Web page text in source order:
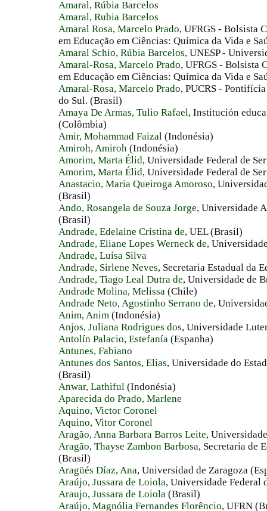
Amaral, Rúbia Barcelos
Amaral, Rubia Barcelos
Amaral Rosa, Marcelo Prado, UFRGS - Bolsista
em Educação em Ciências: Química da Vida e
Amaral Schio, Rúbia Barcelos, UNESP -
Amaral-Rosa, Marcelo Prado, UFRGS - Bolsista
em Educação em Ciências: Química da Vida e
Amaral-Rosa, Marcelo Prado, PUCRS -
do Sul. (Brasil)
Amaya De Armas, Tulio Rafael, Institución
(Colômbia)
Amir, Mohammad Faizal (Indonésia)
Amiroh, Amiroh (Indonésia)
Amorim, Marta Élid, Universidade Federal de
Amorim, Marta Élid, Universidade Federal de
Anastacio, Maria Queiroga Amoroso,
(Brasil)
Ando, Rosangela de Souza Jorge, Universidade
(Brasil)
Andrade, Edelaine Cristina de, UEL (Brasil)
Andrade, Eliane Lopes Werneck de,
Andrade, Luísa Silva
Andrade, Sirlene Neves, Secretaria Estadual da
Andrade, Tiago Leal Dutra de, Universidade de
Andrade Molina, Melissa (Chile)
Andrade Neto, Agostinho Serrano de,
Anim, Anim (Indonésia)
Anjos, Juliana Rodrigues dos, Universidade
Antolín Palacio, Estefanía (Espanha)
Antunes, Fabiano
Antunes dos Santos, Elias, Universidade do
(Brasil)
Anwar, Lathiful (Indonésia)
Aparecida do Prado, Marlene
Aquino, Victor Coronel
Aquino, Vitor Coronel
Aragão, Anna Barbara Barros Leite,
Aragão, Thayse Zambon Barbosa, Secretaria de
(Brasil)
Aragüés Díaz, Ana, Universidad de Zaragoza
Araújo, Jussara de Loiola, Universidade Federal
Araujo, Jussara de Loiola (Brasil)
Araújo, Magnólia Fernandes Florêncio, UFRN